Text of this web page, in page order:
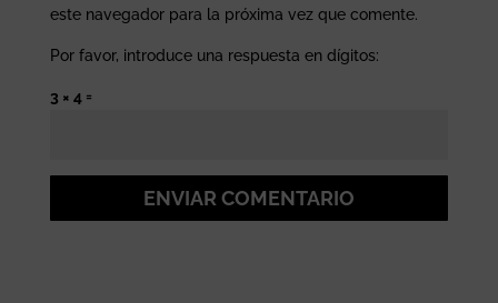
este navegador para la próxima vez que comente.
Por favor, introduce una respuesta en dígitos:
3 × 4 =
ENVIAR COMENTARIO